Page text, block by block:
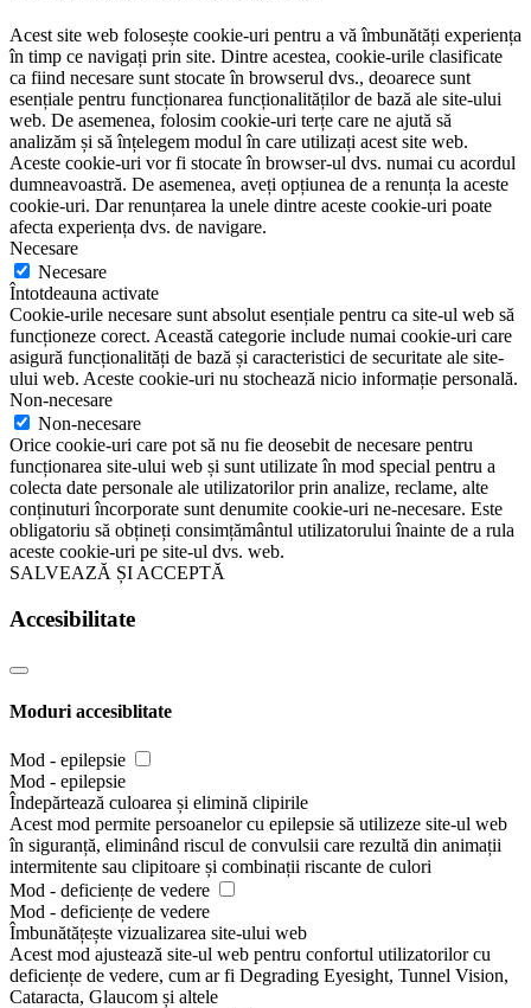
Acest site web folosește cookie-uri pentru a vă îmbunătăți experiența
în timp ce navigați prin site. Dintre acestea, cookie-urile clasificate
ca fiind necesare sunt stocate în browserul dvs., deoarece sunt
esențiale pentru funcționarea funcționalităților de bază ale site-ului
web. De asemenea, folosim cookie-uri terțe care ne ajută să
analizăm și să înțelegem modul în care utilizați acest site web.
Aceste cookie-uri vor fi stocate în browser-ul dvs. numai cu acordul
dumneavoastră. De asemenea, aveți opțiunea de a renunța la aceste
cookie-uri. Dar renunțarea la unele dintre aceste cookie-uri poate
afecta experiența dvs. de navigare.
Necesare
Necesare
Întotdeauna activate
Cookie-urile necesare sunt absolut esențiale pentru ca site-ul web să
funcționeze corect. Această categorie include numai cookie-uri care
asigură funcționalități de bază și caracteristici de securitate ale site-
ului web. Aceste cookie-uri nu stochează nicio informație personală.
Non-necesare
Non-necesare
Orice cookie-uri care pot să nu fie deosebit de necesare pentru
funcționarea site-ului web și sunt utilizate în mod special pentru a
colecta date personale ale utilizatorilor prin analize, reclame, alte
conținuturi încorporate sunt denumite cookie-uri ne-necesare. Este
obligatoriu să obțineți consimțământul utilizatorului înainte de a rula
aceste cookie-uri pe site-ul dvs. web.
SALVEAZĂ ȘI ACCEPTĂ
Accesibilitate
Moduri accesiblitate
Mod - epilepsie
Mod - epilepsie
Îndepărtează culoarea și elimină clipirile
Acest mod permite persoanelor cu epilepsie să utilizeze site-ul web
în siguranță, eliminând riscul de convulsii care rezultă din animații
intermitente sau clipitoare și combinații riscante de culori
Mod - deficiențe de vedere
Mod - deficiențe de vedere
Îmbunătățește vizualizarea site-ului web
Acest mod ajustează site-ul web pentru confortul utilizatorilor cu
deficiențe de vedere, cum ar fi Degrading Eyesight, Tunnel Vision,
Cataracta, Glaucom și altele